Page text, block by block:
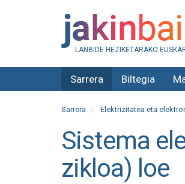
LANBIDE HEZIKETARAKO
Sarrera Biltegia
Sarrera Elektrizitatea eta
Sistema
zikloa) loe